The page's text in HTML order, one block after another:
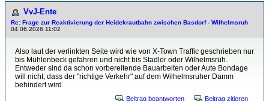
VvJ-Ente
Re: Frage zur Reaktivierung der Heidekrautbahn zwischen Basdorf - Wilhelmsruh
04.06.2026 11:02
Also laut der verlinkten Seite wird wie von X-Town Traffic geschrieben nur
bis Mühlenbeck gefahren und nicht bis Stadler oder Wilhelmsruh.
Entweder sind da schon vorbereitende Bauarbeiten oder Aute Bondage
will nicht, dass der "richtige Verkehr" auf dem Wilhelmsruher Damm
behindert wird.
Beitrag beantworten Beitrag zitieren